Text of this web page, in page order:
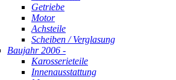
Getriebe
Motor
Achsteile
Scheiben / Verglasung
Baujahr 2006 -
Karosserieteile
Innenausstattung